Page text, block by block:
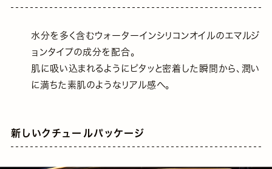
⽔分を多く含むウォーターインシリコンオイルのエマルジ
ョンタイプの成分を配合。
肌に吸い込まれるようにピタッと密着した瞬間から、潤い
に満ちた素肌のようなリアル感へ。
新しいクチュールパッケージ